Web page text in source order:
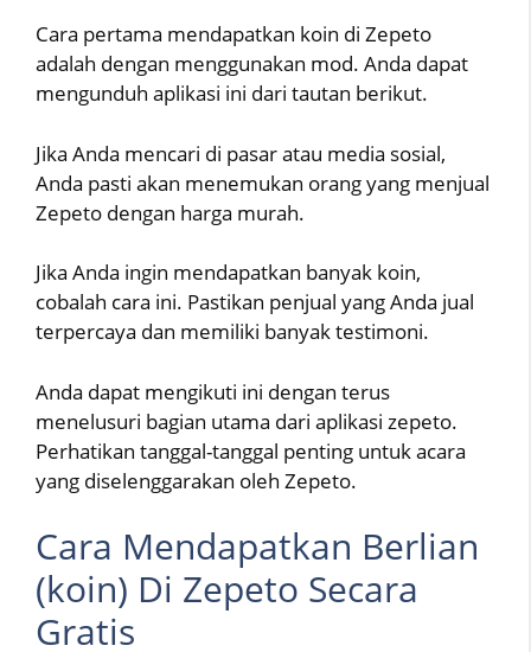
Cara pertama mendapatkan koin di Zepeto
adalah dengan menggunakan mod. Anda dapat
mengunduh aplikasi ini dari tautan berikut.
Jika Anda mencari di pasar atau media sosial,
Anda pasti akan menemukan orang yang menjual
Zepeto dengan harga murah.
Jika Anda ingin mendapatkan banyak koin,
cobalah cara ini. Pastikan penjual yang Anda jual
terpercaya dan memiliki banyak testimoni.
Anda dapat mengikuti ini dengan terus
menelusuri bagian utama dari aplikasi zepeto.
Perhatikan tanggal-tanggal penting untuk acara
yang diselenggarakan oleh Zepeto.
Cara Mendapatkan Berlian
(koin) Di Zepeto Secara
Gratis